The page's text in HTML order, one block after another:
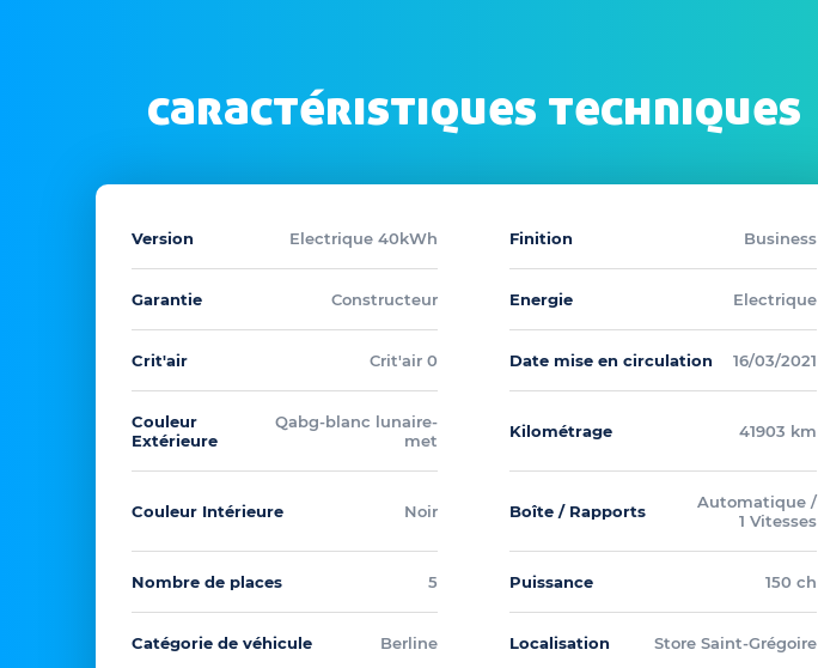
caractéristiques techniques
Version Electrique 40kWh Finition Business
Garantie Constructeur Energie Electrique
Crit'air Crit'air 0 Date mise en circulation 16/03/2021
Couleur
Extérieure
Qabg-blanc lunaire-
met
Kilométrage 41903 km
Couleur Intérieure Noir Boîte / Rapports
Automatique /
1 Vitesses
Nombre de places 5 Puissance 150 ch
Catégorie de véhicule Berline Localisation Store Saint-Grégoire